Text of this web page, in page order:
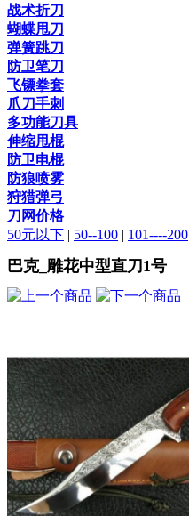
战术折刀
蝴蝶甩刀
弹簧跳刀
防卫笔刀
飞镖拳套
爪刀手刺
多功能刀具
伸缩甩棍
防卫电棍
防狼喷雾
狩猎弹弓
刀网价格
50元以下 | 50--100 | 101----200
巴克_雕花中型直刀1号